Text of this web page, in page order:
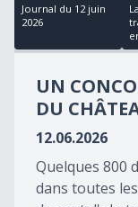
11
minutes,
seconds
Journal du 12 juin
2026
UN
DU
12.06.2026
Quelques 800
dans toutes